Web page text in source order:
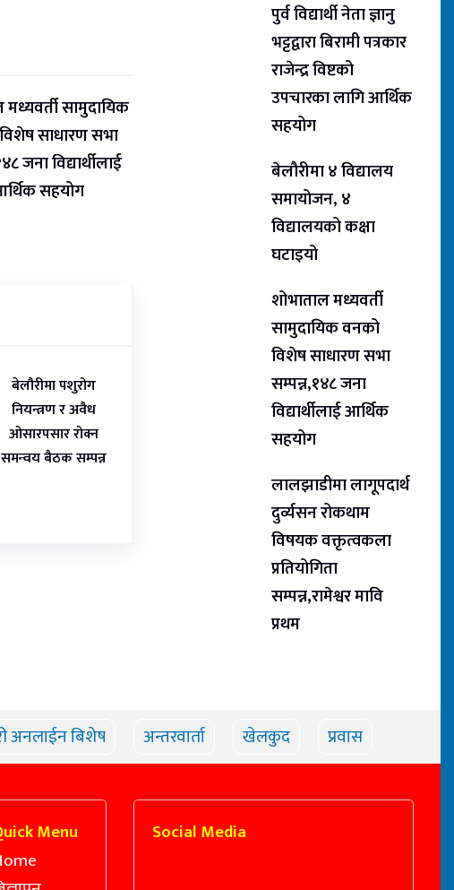
सामुदायिक
साधारण सभा
जना विद्यार्थीलाई
सहयोग
बेलौरीमा पशुरोग
नियन्त्रण र अवैध
ओसारपसार रोक्न
समन्वय बैठक सम्पन्न
पुर्व विद्यार्थी नेता ज्ञानु
भट्टद्वारा बिरामी पत्रकार
राजेन्द्र विष्टको
उपचारका लागि आर्थिक
सहयोग
बेलौरीमा ४ विद्यालय
समायोजन, ४
विद्यालयको कक्षा
घटाइयो
शोभाताल मध्यवर्ती
सामुदायिक वनको
विशेष साधारण सभा
सम्पन्न,१४८ जना
विद्यार्थीलाई आर्थिक
सहयोग
लालझाडीमा लागूपदार्थ
दुर्व्यसन रोकथाम
विषयक वक्तृत्वकला
प्रतियोगिता
सम्पन्न,रामेश्वर मावि
प्रथम
अनलाईन बिशेष अन्तरवार्ता खेलकुद प्रवास
Menu Social Media